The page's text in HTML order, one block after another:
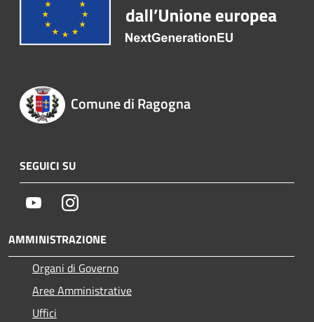
Comune di Ragogna
SEGUICI SU
YoutubeInstagram
AMMINISTRAZIONE
Organi di Governo
Aree Amministrative
Uffici